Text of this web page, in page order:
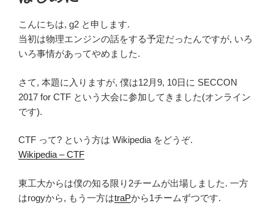
こんにちは, g2 と申します.
当初は物理エンジンの話をする予定だったんですが, いろ
いろ事情があってやめました.
さて, 本題に入りますが, 僕は12月9, 10日に SECCON
2017 for CTF という大会に参加してきました(オンライン
です).
CTF って? という方は Wikipedia をどうぞ.
Wikipedia – CTF
東工大からは僕の知る限り2チームが出場しました. 一方
はrogyから, もう一方はtraPから1チームずつです.